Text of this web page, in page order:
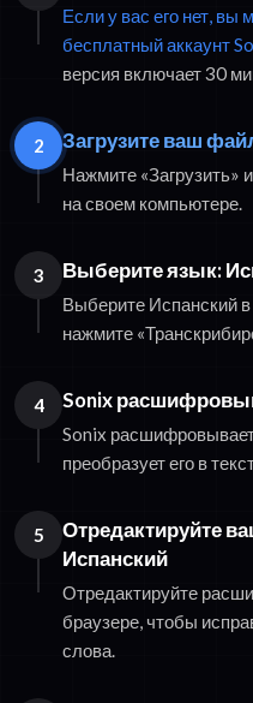
Если у вас его нет, вы
бесплатный аккаунт
версия включает 30
2 Загрузите ваш
Нажмите «Загрузить»
на своем компьютере.
3 Выберите язык:
Выберите Испанский
нажмите
4 Sonix
Sonix
преобразует его в
5
Отредактируйте
Испанский
Отредактируйте
браузере, чтобы
слова.